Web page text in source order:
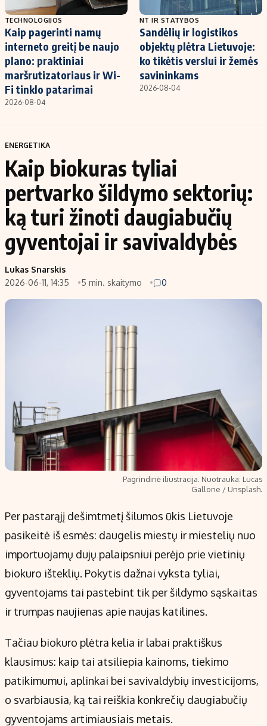
TECHNOLOGIJOS
Kaip pagerinti namų
interneto greitį be naujo
plano: praktiniai
maršrutizatoriaus ir Wi-
Fi tinklo patarimai
2026-08-04
NT IR STATYBOS
Sandėlių ir logistikos
objektų plėtra Lietuvoje:
ko tikėtis verslui ir žemės
savininkams
2026-08-04
ENERGETIKA
Kaip biokuras tyliai
pertvarko šildymo sektorių:
ką turi žinoti daugiabučių
gyventojai ir savivaldybės
Lukas Snarskis
2026-06-11, 14:35
5 min. skaitymo 0
Pagrindinė iliustracija. Nuotrauka: Lucas
Gallone / Unsplash.
Per pastarąjį dešimtmetį šilumos ūkis Lietuvoje
pasikeitė iš esmės: daugelis miestų ir miestelių nuo
importuojamų dujų palaipsniui perėjo prie vietinių
biokuro išteklių. Pokytis dažnai vyksta tyliai,
gyventojams tai pastebint tik per šildymo sąskaitas
ir trumpas naujienas apie naujas katilines.
Tačiau biokuro plėtra kelia ir labai praktiškus
klausimus: kaip tai atsiliepia kainoms, tiekimo
patikimumui, aplinkai bei savivaldybių investicijoms,
o svarbiausia, ką tai reiškia konkrečių daugiabučių
gyventojams artimiausiais metais.